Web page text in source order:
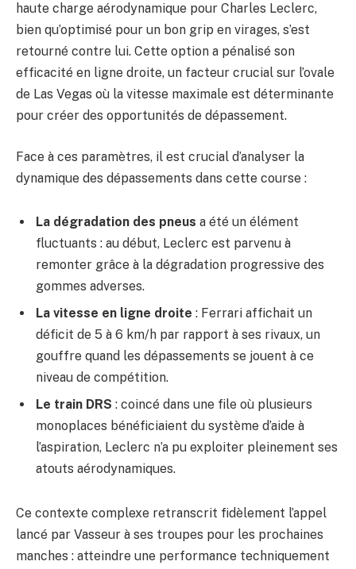
haute charge aérodynamique pour Charles Leclerc,
bien qu’optimisé pour un bon grip en virages, s’est
retourné contre lui. Cette option a pénalisé son
efficacité en ligne droite, un facteur crucial sur l’ovale
de Las Vegas où la vitesse maximale est déterminante
pour créer des opportunités de dépassement.
Face à ces paramètres, il est crucial d’analyser la
dynamique des dépassements dans cette course :
La dégradation des pneus a été un élément
fluctuants : au début, Leclerc est parvenu à
remonter grâce à la dégradation progressive des
gommes adverses.
La vitesse en ligne droite : Ferrari affichait un
déficit de 5 à 6 km/h par rapport à ses rivaux, un
gouffre quand les dépassements se jouent à ce
niveau de compétition.
Le train DRS : coincé dans une file où plusieurs
monoplaces bénéficiaient du système d’aide à
l’aspiration, Leclerc n’a pu exploiter pleinement ses
atouts aérodynamiques.
Ce contexte complexe retranscrit fidèlement l’appel
lancé par Vasseur à ses troupes pour les prochaines
manches : atteindre une performance techniquement